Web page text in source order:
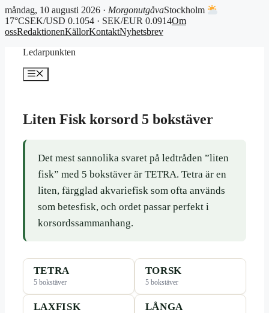
måndag, 10 augusti 2026 · MorgonutgåvaStockholm
17°CSEK/USD 0.1054 · SEK/EUR 0.0914Om
ossRedaktionenKällorKontaktNyhetsbrev
Ledarpunkten
Meny
Liten Fisk korsord 5 bokstäver
Det mest sannolika svaret på ledtråden ”liten
fisk” med 5 bokstäver är TETRA. Tetra är en
liten, färgglad akvariefisk som ofta används
som betesfisk, och ordet passar perfekt i
korsordssammanhang.
TETRA
5 bokstäver
TORSK
5 bokstäver
LAXFISK LÅNGA